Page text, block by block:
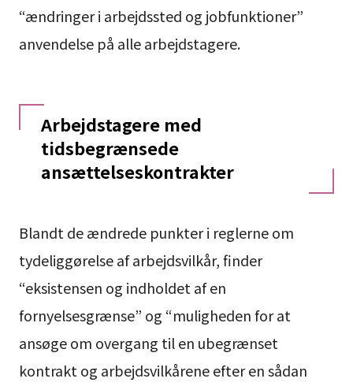
“ændringer i arbejdssted og jobfunktioner”
anvendelse på alle arbejdstagere.
Arbejdstagere med
tidsbegrænsede
ansættelseskontrakter
Blandt de ændrede punkter i reglerne om
tydeliggørelse af arbejdsvilkår, finder
“eksistensen og indholdet af en
fornyelsesgrænse” og “muligheden for at
ansøge om overgang til en ubegrænset
kontrakt og arbejdsvilkårene efter en sådan